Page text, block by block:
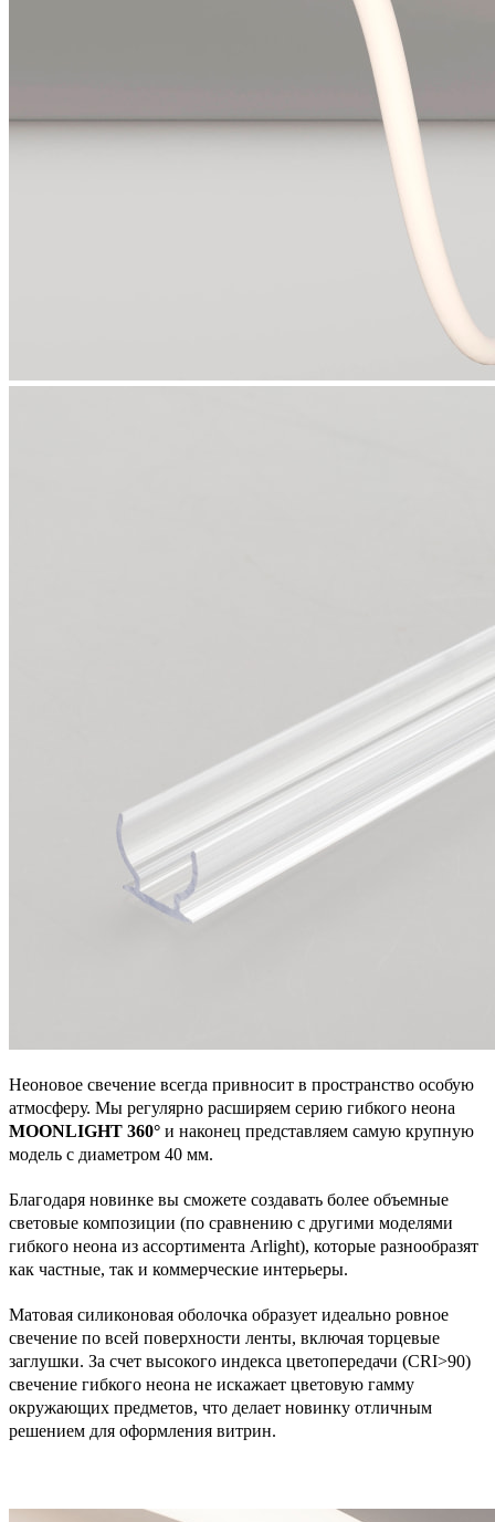
Неоновое свечение всегда привносит в пространство особую
атмосферу. Мы регулярно расширяем серию гибкого неона
MOONLIGHT 360° и наконец представляем самую крупную
модель с диаметром 40 мм.
Благодаря новинке вы сможете создавать более объемные
световые композиции (по сравнению с другими моделями
гибкого неона из ассортимента Arlight), которые разнообразят
как частные, так и коммерческие интерьеры.
Матовая силиконовая оболочка образует идеально ровное
свечение по всей поверхности ленты, включая торцевые
заглушки. За счет высокого индекса цветопередачи (CRI>90)
свечение гибкого неона не искажает цветовую гамму
окружающих предметов, что делает новинку отличным
решением для оформления витрин.